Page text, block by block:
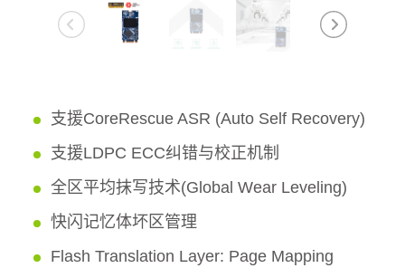
支援CoreRescue ASR (Auto Self Recovery)
支援LDPC ECC纠错与校正机制
全区平均抹写技术(Global Wear Leveling)
快闪记忆体坏区管理
Flash Translation Layer: Page Mapping